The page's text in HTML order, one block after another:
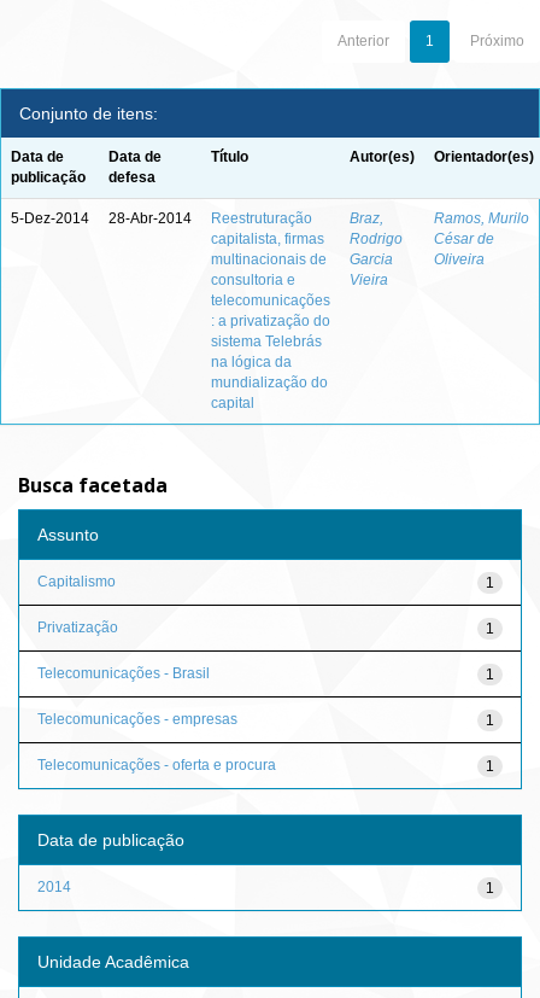
Anterior 1 Próximo
Conjunto de itens:
Data de
publicação
Data de
defesa
Título Autor(es) Orientador(es)
5-Dez-2014 28-Abr-2014
Reestruturação
capitalista, firmas
multinacionais de
consultoria e
telecomunicações
: a privatização do
sistema Telebrás
na lógica da
mundialização do
capital
Braz,
Rodrigo
Garcia
Vieira
Ramos, Murilo
César de
Oliveira
Busca facetada
Assunto
1
Capitalismo
1
Privatização
1
Telecomunicações - Brasil
1
Telecomunicações - empresas
1
Telecomunicações - oferta e procura
Data de publicação
1
2014
Unidade Acadêmica